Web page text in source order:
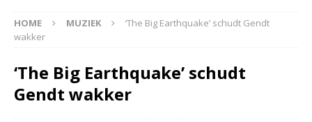
HOME MUZIEK
‘The Big Earthquake’ schudt Gendt
wakker
‘The Big Earthquake’ schudt
Gendt wakker